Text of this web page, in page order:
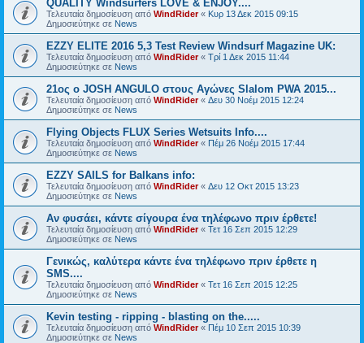
QUALITY Windsurfers LOVE & ENJOY....
Τελευταία δημοσίευση από WindRider« Κυρ 13 Δεκ 2015 09:15
Δημοσιεύτηκε σε News
EZZY ELITE 2016 5,3 Test Review Windsurf Magazine UK:
Τελευταία δημοσίευση από WindRider« Τρί 1 Δεκ 2015 11:44
Δημοσιεύτηκε σε News
21oς ο JOSH ANGULO στους Αγώνες Slalom PWA 2015...
Τελευταία δημοσίευση από WindRider« Δευ 30 Νοέμ 2015 12:24
Δημοσιεύτηκε σε News
Flying Objects FLUX Series Wetsuits Info....
Τελευταία δημοσίευση από WindRider« Πέμ 26 Νοέμ 2015 17:44
Δημοσιεύτηκε σε News
EZZY SAILS for Balkans info:
Τελευταία δημοσίευση από WindRider« Δευ 12 Οκτ 2015 13:23
Δημοσιεύτηκε σε News
Αν φυσάει, κάντε σίγουρα ένα τηλέφωνο πριν έρθετε!
Τελευταία δημοσίευση από WindRider« Τετ 16 Σεπ 2015 12:29
Δημοσιεύτηκε σε News
Γενικώς, καλύτερα κάντε ένα τηλέφωνο πριν έρθετε η
SMS....
Τελευταία δημοσίευση από WindRider« Τετ 16 Σεπ 2015 12:25
Δημοσιεύτηκε σε News
Kevin testing - ripping - blasting on the.....
Τελευταία δημοσίευση από WindRider« Πέμ 10 Σεπ 2015 10:39
Δημοσιεύτηκε σε News